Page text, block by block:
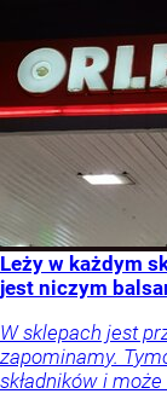
Leży w każdym
jest niczym
W sklepach jest
zapominamy.
składników i